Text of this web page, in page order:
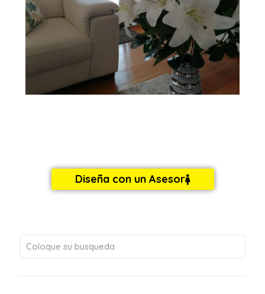
Diseña con un Asesor